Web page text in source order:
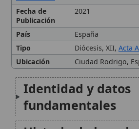
Ubicación
Ciudad Rodrigo, España
Identidad y datos
fundamentales
Historia de la sede:
antigüedad tardía a la
configuración
Organización